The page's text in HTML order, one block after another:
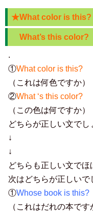
★What color is this?
What’s this color?
.
①What color is this?
（これは何色ですか）
②What ‘s this color?
（この色は何ですか）
どちらが正しい文でし
↓
↓
どちらも正しい文でほ
次はどちらが正しいで
①Whose book is this?
（これはだれの本です